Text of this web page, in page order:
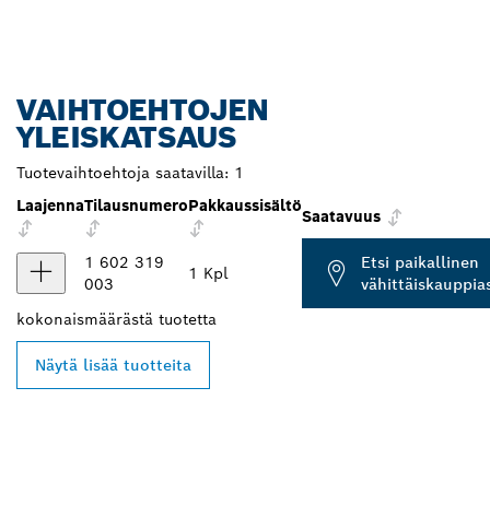
VAIHTOEHTOJEN
YLEISKATSAUS
Tuotevaihtoehtoja saatavilla: 1
LaajennaTilausnumeroPakkaussisältö
Saatavuus
1 602 319
003
1 Kpl
Etsi paikallinen
kokonaismäärästä tuotetta
Näytä lisää tuotteita